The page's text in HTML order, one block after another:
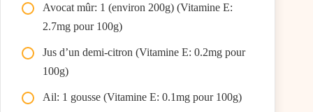
Avocat mûr: 1 (environ 200g) (Vitamine E:
2.7mg pour 100g)
Jus d’un demi-citron (Vitamine E: 0.2mg pour
100g)
Ail: 1 gousse (Vitamine E: 0.1mg pour 100g)